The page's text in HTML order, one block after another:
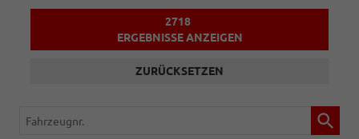
2718
ERGEBNISSE ANZEIGEN
ZURÜCKSETZEN
Fahrzeugnr.